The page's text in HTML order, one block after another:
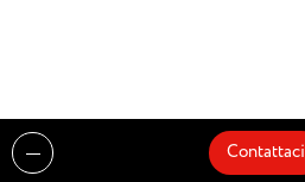
Contattaci